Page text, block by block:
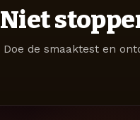
Niet
Doe de smaaktest en